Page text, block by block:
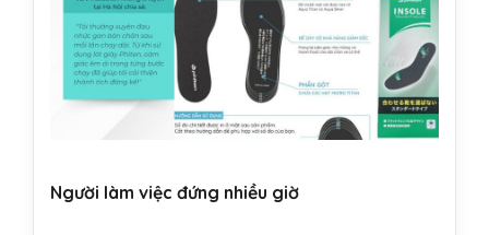
Người làm việc đứng nhiều giờ